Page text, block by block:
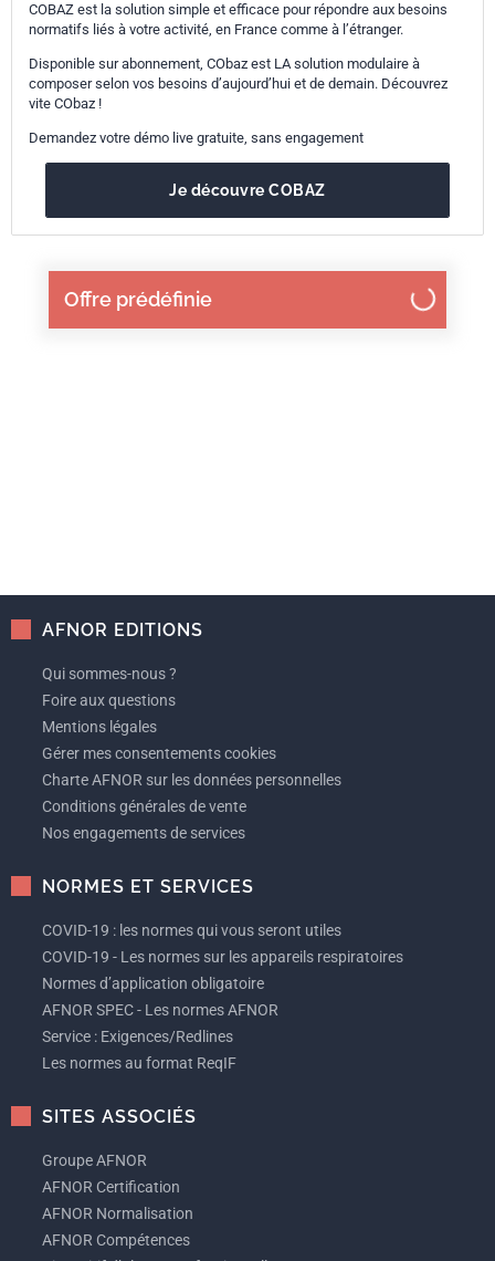
Offre prédéfinie
COBAZ est la solution simple et efficace pour répondre aux besoins
normatifs liés à votre activité, en France comme à l’étranger.
Disponible sur abonnement, CObaz est LA solution modulaire à
composer selon vos besoins d’aujourd’hui et de demain. Découvrez
vite CObaz !
Demandez votre démo live gratuite, sans engagement
Je découvre COBAZ
AFNOR EDITIONS
Qui sommes-nous ?
Foire aux questions
Mentions légales
Gérer mes consentements cookies
Charte AFNOR sur les données personnelles
Conditions générales de vente
Nos engagements de services
NORMES ET SERVICES
COVID-19 : les normes qui vous seront utiles
COVID-19 - Les normes sur les appareils respiratoires
Normes d’application obligatoire
AFNOR SPEC - Les normes AFNOR
Service : Exigences/Redlines
Les normes au format ReqIF
SITES ASSOCIÉS
Groupe AFNOR
AFNOR Certification
AFNOR Normalisation
AFNOR Compétences